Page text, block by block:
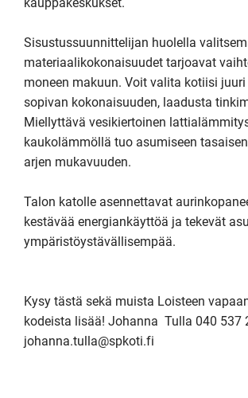
Sisustussuunnittelijan huolella
materiaalikokonaisuudet tarjoavat
moneen makuun. Voit valita kotiisi
sopivan kokonaisuuden, laadusta
Miellyttävä vesikiertoinen
kaukolämmöllä tuo asumiseen
arjen mukavuuden.
Talon katolle asennettavat
kestävää energiankäyttöä ja tekevät
ympäristöystävällisempää.
Kysy tästä sekä muista Loisteen
kodeista lisää! Johanna  Tulla 040 537